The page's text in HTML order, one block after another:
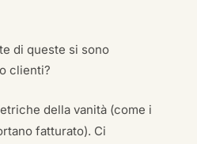
di queste si sono
clienti?
della vanità (come i
fatturato). Ci